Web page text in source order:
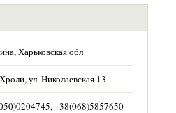
Харьковская обл
ул. Николаевская 13
+38(068)5857650